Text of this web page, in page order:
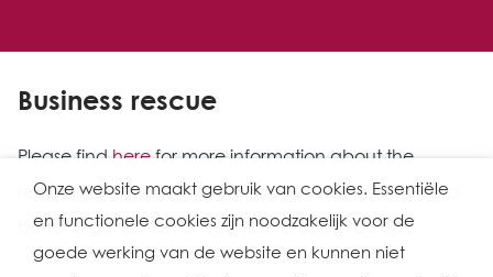
Business rescue
Please find here for more information about the
recommandations of the European law Institute for a
better organisation of business rescue in Europe
Onze website maakt gebruik van cookies. Essentiële
en functionele cookies zijn noodzakelijk voor de
goede werking van de website en kunnen niet